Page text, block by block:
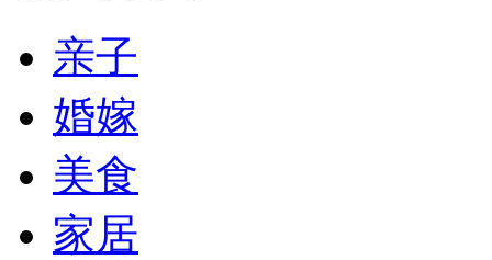
亲子
婚嫁
美食
家居